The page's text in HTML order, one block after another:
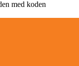
med koden